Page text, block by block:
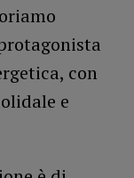
con
e